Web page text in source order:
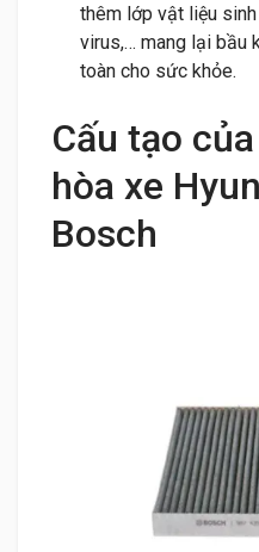
thêm lớp vật liệu
virus,… mang lại bầu
toàn cho sức khỏe.
Cấu tạo
hòa xe
Bosch